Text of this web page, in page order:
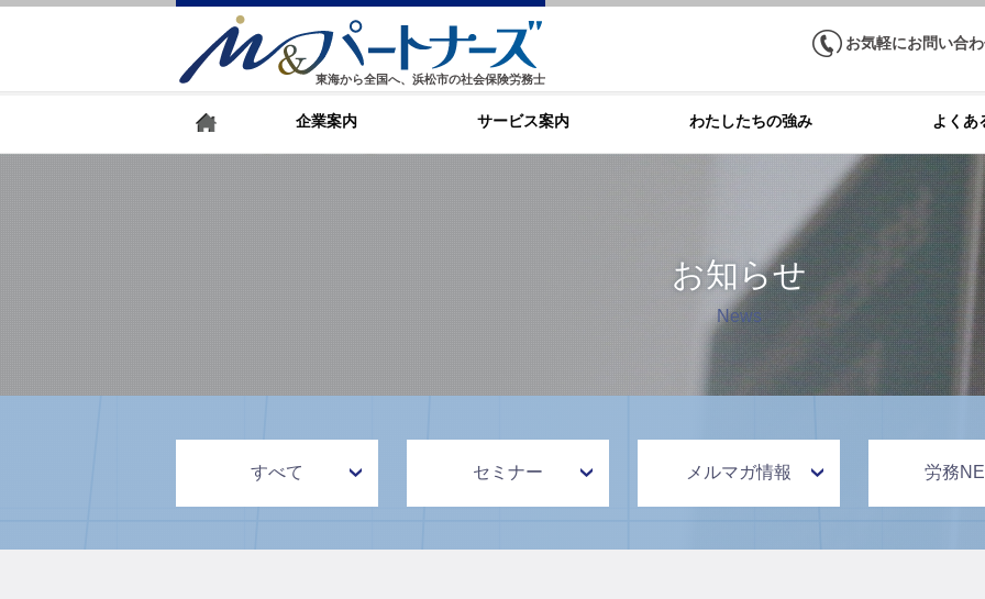
東海から全国へ、浜松市の社会保険労務士
お気軽にお問い合
企業案内 サービス案内 わたしたちの強み よくあ
お知らせ
News
すべて セミナー メルマガ情報 労務